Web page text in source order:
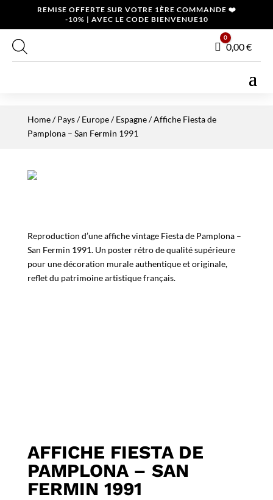
REMISE OFFERTE SUR VOTRE 1ÈRE COMMANDE ❤️
-10% | AVEC LE CODE BIENVENUE10
Panier
0
0,00€
Home/Pays/Europe/Espagne/ Affiche Fiesta de
Pamplona – San Fermin 1991
Reproduction d’une affiche vintage Fiesta de Pamplona –
San Fermin 1991. Un poster rétro de qualité supérieure
pour une décoration murale authentique et originale,
reflet du patrimoine artistique français.
AFFICHE FIESTA DE
PAMPLONA – SAN
FERMIN 1991